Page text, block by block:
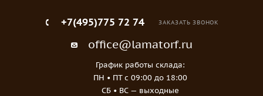
+7(495)775 72 74 ЗАКАЗАТЬ ЗВОНОК
office@lamatorf.ru
График работы склада:
ПН • ПТ c 09:00 до 18:00
СБ • ВС — выходные